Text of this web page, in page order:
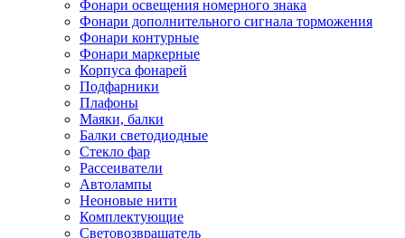
Фонари освещения номерного знака
Фонари дополнительного сигнала торможения
Фонари контурные
Фонари маркерные
Корпуса фонарей
Подфарники
Плафоны
Маяки, балки
Балки светодиодные
Стекло фар
Рассеиватели
Автолампы
Неоновые нити
Комплектующие
Световозвращатель